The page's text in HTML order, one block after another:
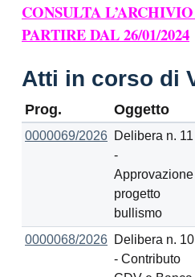
CONSULTA
PARTIRE DAL 26/01/2024
Atti in corso di
Prog. Oggetto
0000069/2026 Delibera n. 11
-
Approvazione
progetto
bullismo
0000068/2026 Delibera n. 10
- Contributo